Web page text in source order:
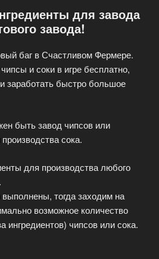
для завода
завода!
баг в Счастливом Фермере.
и соки в игре бесплатно,
заработать быстро большое
быть завод чипсов или
сока.
для производства любого
тогда заходим на
возможное количество
ингредиентов) чипсов или сока.